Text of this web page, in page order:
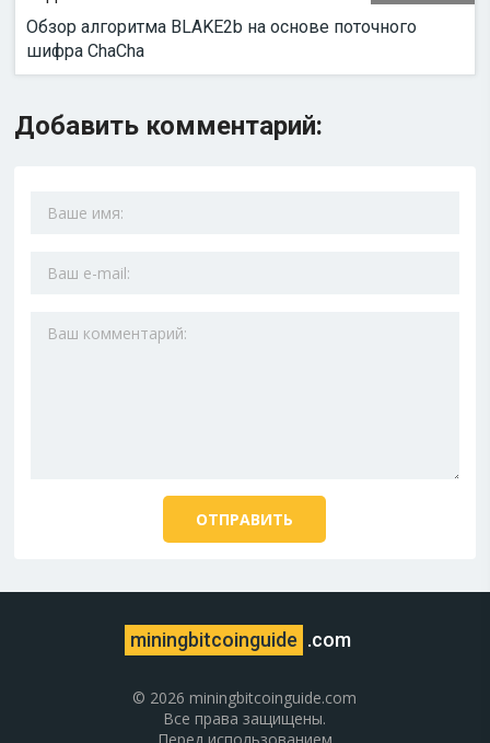
Обзор алгоритма BLAKE2b на основе поточного
шифра ChaCha
Добавить комментарий:
miningbitcoinguide .com
© 2026 miningbitcoinguide.com
Все права защищены.